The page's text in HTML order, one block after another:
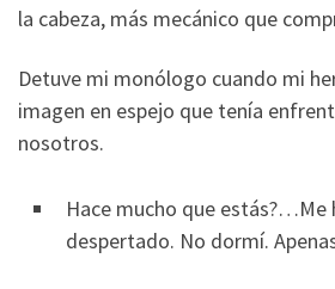
la cabeza, más mecánico que
Detuve mi monólogo cuando mi
imagen en espejo que tenía
nosotros.
Hace mucho que estás?…Me
despertado. No dormí.